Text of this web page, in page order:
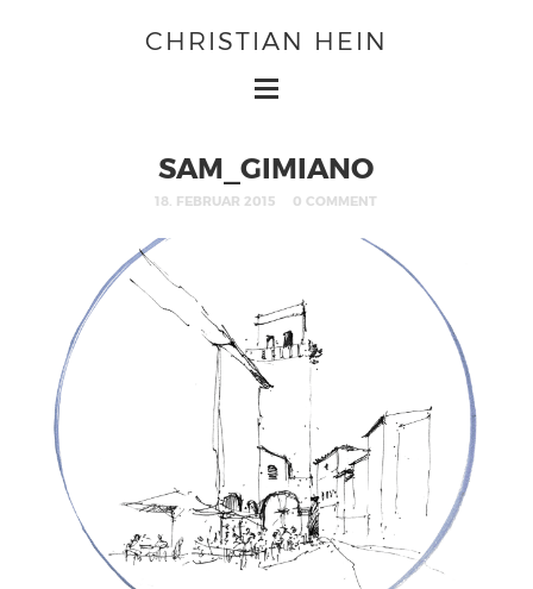
CHRISTIAN HEIN
SAM_GIMIANO
18. FEBRUAR 2015 0 COMMENT